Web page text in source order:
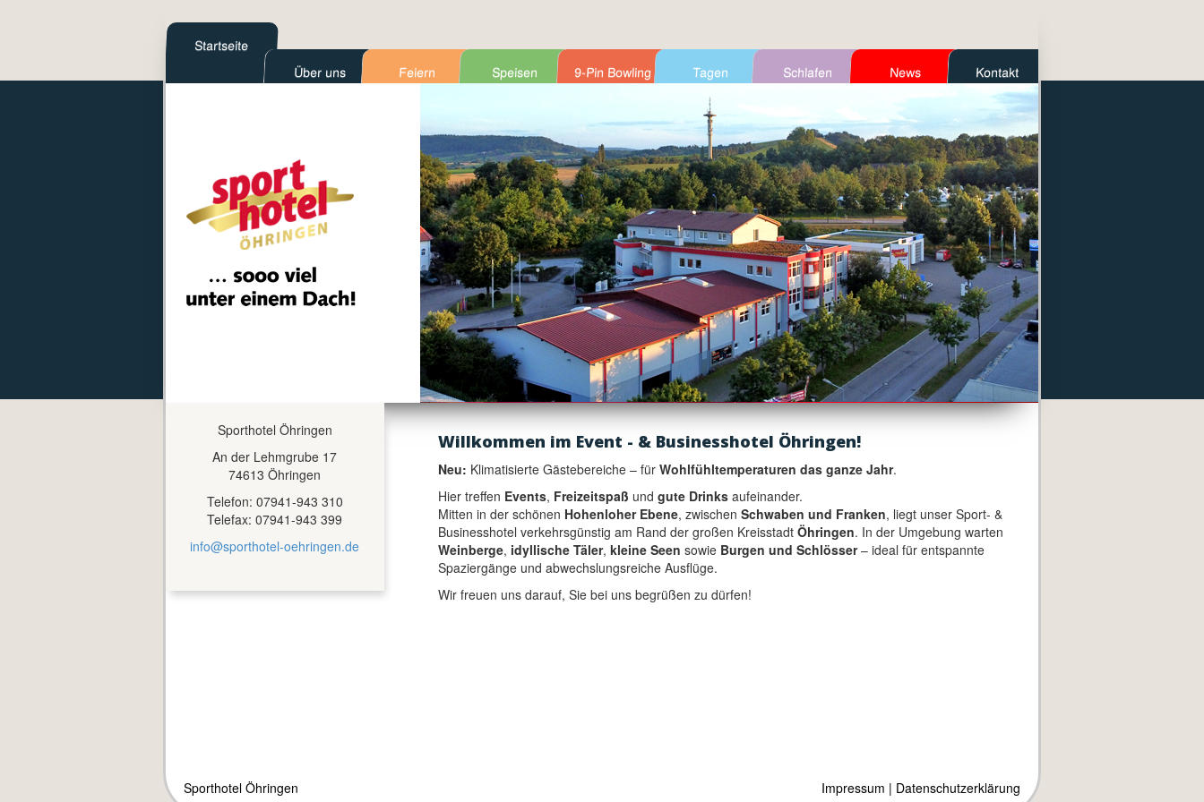
Startseite
Über uns
Feiern Speisen 9-Pin Bowling Tagen Schlafen News Kontakt
Sporthotel Öhringen
An der Lehmgrube 17
74613 Öhringen
Telefon: 07941-943 310
Telefax: 07941-943 399
info@sporthotel-oehringen.de
Willkommen im Event - & Businesshotel Öhringen!
Neu: Klimatisierte Gästebereiche – für Wohlfühltemperaturen das ganze Jahr.
Hier treffen Events, Freizeitspaß und gute Drinksaufeinander.
Mitten in der schönen Hohenloher Ebene, zwischen Schwaben und Franken, liegt unser Sport- &
Businesshotel verkehrsgünstig am Rand der großen Kreisstadt Öhringen. In der Umgebung warten
Weinberge, idyllische Täler, kleine Seen sowie Burgen und Schlösser– ideal für entspannte
Spaziergänge und abwechslungsreiche Ausflüge.
Wir freuen uns darauf, Sie bei uns begrüßen zu dürfen!
Sporthotel Öhringen Impressum | Datenschutzerklärung